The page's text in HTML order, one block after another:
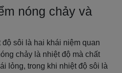
nóng chảy và
sôi là hai khái niệm quan
chảy là nhiệt độ mà chất
lỏng, trong khi nhiệt độ sôi là